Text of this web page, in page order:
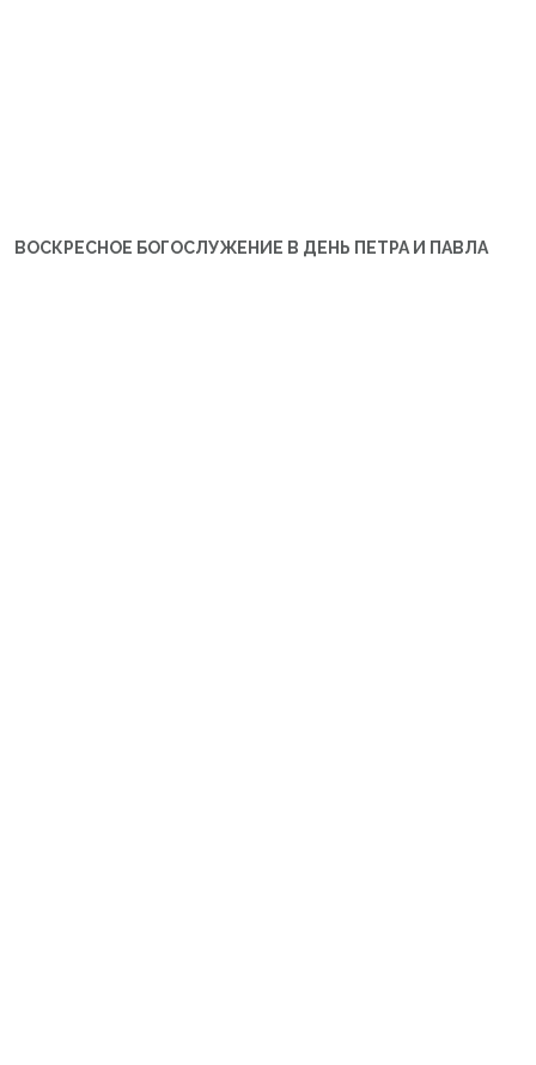
ВОСКРЕСНОЕ БОГОСЛУЖЕНИЕ В ДЕНЬ ПЕТРА И ПАВЛА